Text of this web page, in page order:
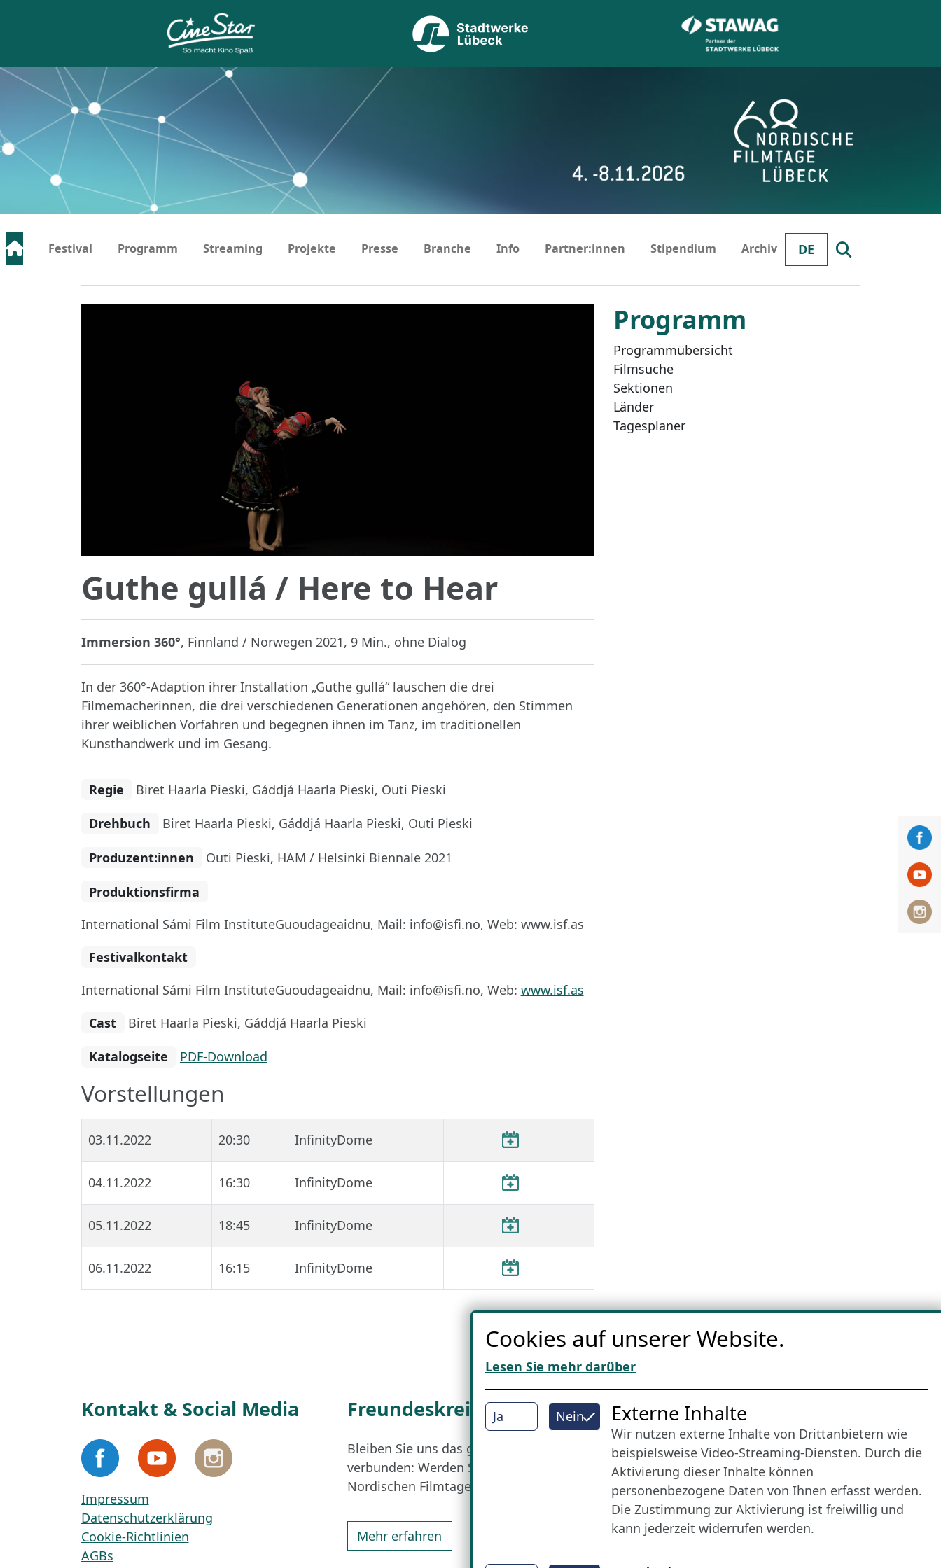
DE
Festival Programm Streaming Projekte Presse Branche Info Partner:innen Stipendium Archiv
Programm
Programmübersicht
Filmsuche
Sektionen
Länder
Tagesplaner
Guthe gullá / Here to Hear
Immersion 360°, Finnland / Norwegen 2021, 9 Min., ohne Dialog
In der 360°-Adaption ihrer Installation „Guthe gullá“ lauschen die drei
Filmemacherinnen, die drei verschiedenen Generationen angehören, den Stimmen
ihrer weiblichen Vorfahren und begegnen ihnen im Tanz, im traditionellen
Kunsthandwerk und im Gesang.
Regie Biret Haarla Pieski, Gáddjá Haarla Pieski, Outi Pieski
Drehbuch Biret Haarla Pieski, Gáddjá Haarla Pieski, Outi Pieski
Produzent:innen Outi Pieski, HAM / Helsinki Biennale 2021
Produktionsfirma
International Sámi Film InstituteGuoudageaidnu, Mail: info@isfi.no, Web: www.isf.as
Festivalkontakt
International Sámi Film InstituteGuoudageaidnu, Mail: info@isfi.no, Web: www.isf.as
Cast
Biret Haarla Pieski, Gáddjá Haarla Pieski
Katalogseite PDF-Download
Vorstellungen
03.11.2022 20:30 InfinityDome
04.11.2022 16:30 InfinityDome
05.11.2022 18:45 InfinityDome
06.11.2022 16:15 InfinityDome
Kontakt & Social Media
Impressum
Datenschutzerklärung
Cookie-Richtlinien
AGBs
Freundes­kreis
Bleiben Sie uns das ganze Jahr über
verbunden: Werden Sie Freund der
Nordischen Filmtage Lübeck.
Mehr erfahren
Internet Partner
Cookies auf unserer Website.
Lesen Sie mehr darüber
Ja Nein Externe Inhalte
Wir nutzen externe Inhalte von Drittanbietern wie
beispielsweise Video-Streaming-Diensten. Durch die
Aktivierung dieser Inhalte können
personenbezogene Daten von Ihnen erfasst werden.
Die Zustimmung zur Aktivierung ist freiwillig und
kann jederzeit widerrufen werden.